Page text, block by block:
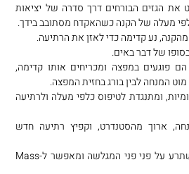
את הגזים הבורחים דרך סדרה של יציאות
מעלה של הקנה כשהאקדח מסתובב בידך.
של דבר באים.
פוגעים במפצה ומכריחים אותו קדימה,
המנחה לבין בורג בחזית המפצה.
ומתנגדת לטיפוס כלפי מעלה ולרתיעה
ארוך מהסטנדרט, וקפיץ רתיעה חדש
מוט ההכוונה הארוך יותר משתרע על פני פני המגלשה ומאפשר ל-Mass